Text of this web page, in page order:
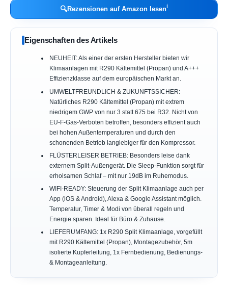
🔍Rezensionen auf Amazon lesenℹ︎
Eigenschaften des Artikels
NEUHEIT: Als einer der ersten Hersteller bieten wir
Klimaanlagen mit R290 Kältemittel (Propan) und A+++
Effizienzklasse auf dem europäischen Markt an.
UMWELTFREUNDLICH & ZUKUNFTSSICHER:
Natürliches R290 Kältemittel (Propan) mit extrem
niedrigem GWP von nur 3 statt 675 bei R32. Nicht von
EU-F-Gas-Verboten betroffen, besonders effizient auch
bei hohen Außentemperaturen und durch den
schonenden Betrieb langlebiger für den Kompressor.
FLÜSTERLEISER BETRIEB: Besonders leise dank
externem Split-Außengerät. Die Sleep-Funktion sorgt für
erholsamen Schlaf – mit nur 19dB im Ruhemodus.
WIFI-READY: Steuerung der Split Klimaanlage auch per
App (iOS & Android), Alexa & Google Assistant möglich.
Temperatur, Timer & Modi von überall regeln und
Energie sparen. Ideal für Büro & Zuhause.
LIEFERUMFANG: 1x R290 Split Klimaanlage, vorgefüllt
mit R290 Kältemittel (Propan), Montagezubehör, 5m
isolierte Kupferleitung, 1x Fernbedienung, Bedienungs-
& Montageanleitung.